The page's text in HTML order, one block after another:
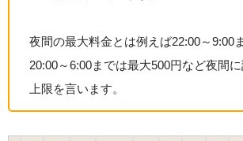
夜間の最大料金とは例えば22:00～9:00
20:00～6:00までは最大500円など夜間
上限を言います。